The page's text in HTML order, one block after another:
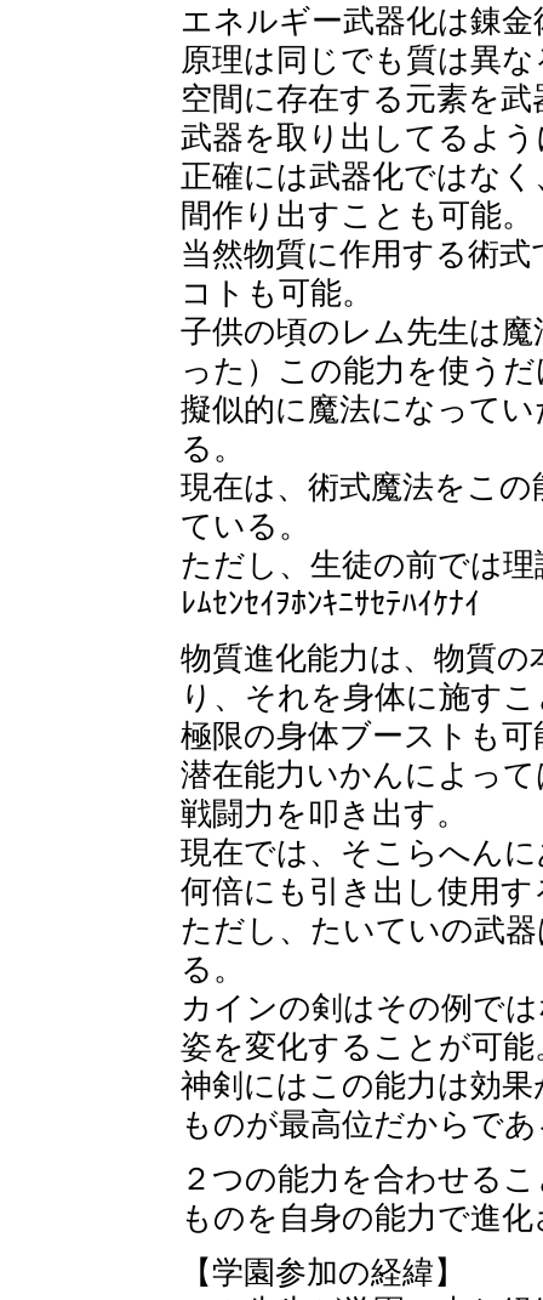
エネルギー武器化は錬
原理は同じでも質は異な
空間に存在する元素を
武器を取り出してるよ
正確には武器化ではな
間作り出すことも可能。
当然物質に作用する術
コトも可能。
子供の頃のレム先生は
った）この能力を使う
擬似的に魔法になって
る。
現在は、術式魔法をこ
ている。
ただし、生徒の前では
ﾚﾑｾﾝｾｲｦﾎﾝｷﾆｻｾﾃﾊｲｹﾅｲ
物質進化能力は、物質
り、それを身体に施す
極限の身体ブーストも
潜在能力いかんによっ
戦闘力を叩き出す。
現在では、そこらへん
何倍にも引き出し使用す
ただし、たいていの武
る。
カインの剣はその例で
姿を変化することが可能
神剣にはこの能力は効
ものが最高位だからで
２つの能力を合わせる
ものを自身の能力で進
【学園参加の経緯】